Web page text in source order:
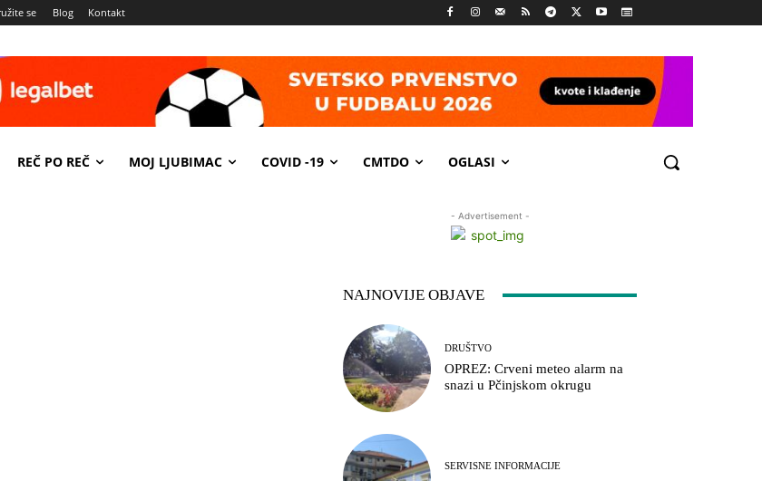
se Blog Kontakt
REČ PO REČ MOJ LJUBIMAC COVID -19 CMTDO OGLASI
- Advertisement -
NAJNOVIJE OBJAVE
DRUŠTVO
OPREZ: Crveni meteo alarm na
snazi u Pčinjskom okrugu
SERVISNE INFORMACIJE